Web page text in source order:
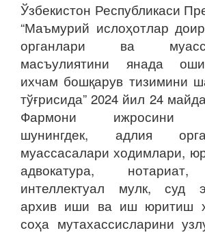
Ўзбекистон Республикаси
“Маъмурий ислоҳотлар
органлари ва
масъулиятини янада
ихчам бошқарув тизимини
тўғрисида” 2024 йил 24
Фармони ижросини
шунингдек, адлия
муассасалари ходимлари,
адвокатура,
интеллектуал мулк, суд
архив иши ва иш юритиш
соҳа мутахассисларини